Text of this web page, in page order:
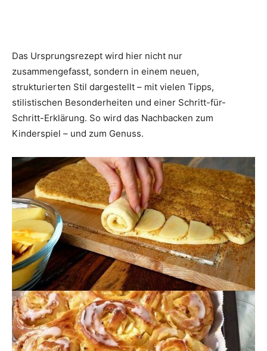
Das Ursprungsrezept wird hier nicht nur
zusammengefasst, sondern in einem neuen,
strukturierten Stil dargestellt – mit vielen Tipps,
stilistischen Besonderheiten und einer Schritt-für-
Schritt-Erklärung. So wird das Nachbacken zum
Kinderspiel – und zum Genuss.